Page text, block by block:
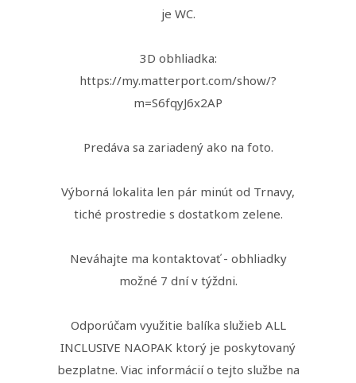
je WC.
3D obhliadka:
https://my.matterport.com/show/?
m=S6fqyJ6x2AP
Predáva sa zariadený ako na foto.
Výborná lokalita len pár minút od Trnavy,
tiché prostredie s dostatkom zelene.
Neváhajte ma kontaktovať - obhliadky
možné 7 dní v týždni.
Odporúčam využitie balíka služieb ALL
INCLUSIVE NAOPAK ktorý je poskytovaný
bezplatne. Viac informácií o tejto službe na